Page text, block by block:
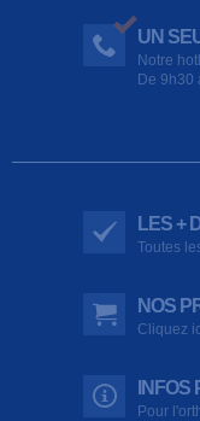
UN
Notre
De 9h30
LES +
Toutes
NOS
Cliquez
INFOS
Pour